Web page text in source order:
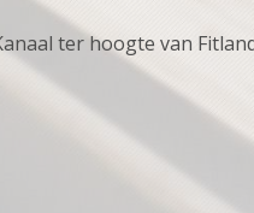
ter hoogte van